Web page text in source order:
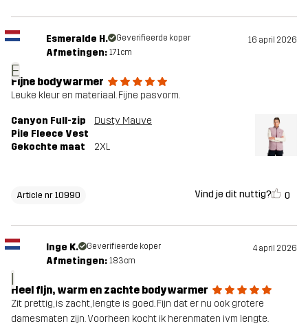
E
Esmeralde H. Geverifieerde koper 16 april 2026
Afmetingen: 171cm
Fijne bodywarmer
Leuke kleur en materiaal. Fijne pasvorm.
Canyon Full-zip
Pile Fleece Vest
Dusty Mauve
Gekochte maat 2XL
Article nr 10990 Vind je dit nuttig? 0
I
Inge K. Geverifieerde koper 4 april 2026
Afmetingen: 183cm
Heel fijn, warm en zachte bodywarmer
Zit prettig, is zacht, lengte is goed. Fijn dat er nu ook grotere
damesmaten zijn. Voorheen kocht ik herenmaten ivm lengte.